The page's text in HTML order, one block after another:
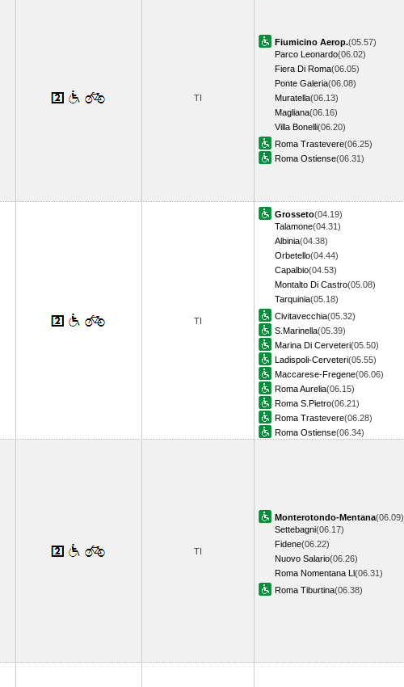
TI
Fiumicino Aerop.(05.57)
Parco Leonardo(06.02)
Fiera Di Roma(06.05)
Ponte Galeria(06.08)
Muratella(06.13)
Magliana(06.16)
Villa Bonelli(06.20)
Roma Trastevere(06.25)
Roma Ostiense(06.31)
TI
Grosseto(04.19)
Talamone(04.31)
Albinia(04.38)
Orbetello(04.44)
Capalbio(04.53)
Montalto Di Castro(05.08)
Tarquinia(05.18)
Civitavecchia(05.32)
S.Marinella(05.39)
Marina Di Cerveteri(05.50)
Ladispoli-Cerveteri(05.55)
Maccarese-Fregene(06.06)
Roma Aurelia(06.15)
Roma S.Pietro(06.21)
Roma Trastevere(06.28)
Roma Ostiense(06.34)
TI
Monterotondo-Mentana(06.09)
Settebagni(06.17)
Fidene(06.22)
Nuovo Salario(06.26)
Roma Nomentana Ll(06.31)
Roma Tiburtina(06.38)